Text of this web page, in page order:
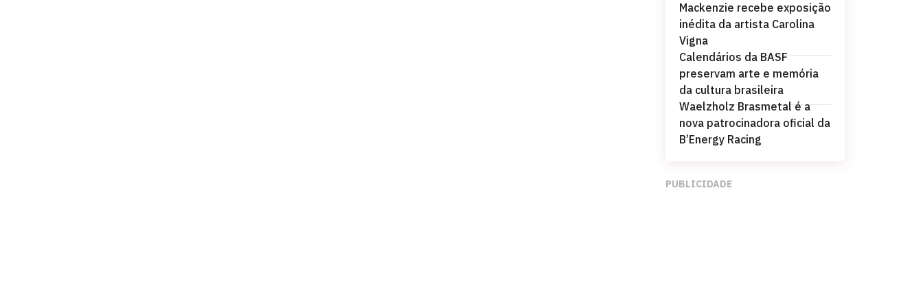
Mackenzie recebe exposição
inédita da artista Carolina
Vigna
Calendários da BASF
preservam arte e memória
da cultura brasileira
Waelzholz Brasmetal é a
nova patrocinadora oficial da
B’Energy Racing
PUBLICIDADE